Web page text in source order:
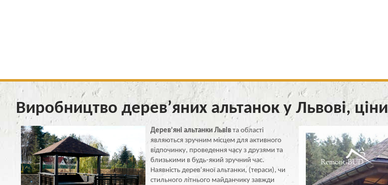
Виробництво дерев’яних альтанок у Львові, ціни
Дерев’яні альтанки Львів та області
являються зручним місцем для активного
відпочинку, проведення часу з друзями та
близькими в будь-який зручний час.
Наявність дерев’яної альтанки, (тераси), чи
стильного літнього майданчику завжди